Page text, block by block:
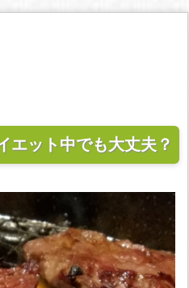
エット中でも大丈夫？